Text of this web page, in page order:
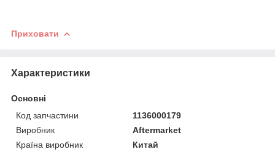
Приховати
Характеристики
Основні
Код запчастини
1136000179
Виробник
Aftermarket
Країна виробник
Китай